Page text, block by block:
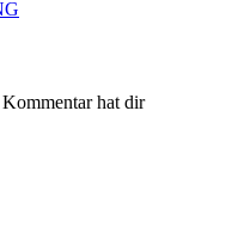
hat dir